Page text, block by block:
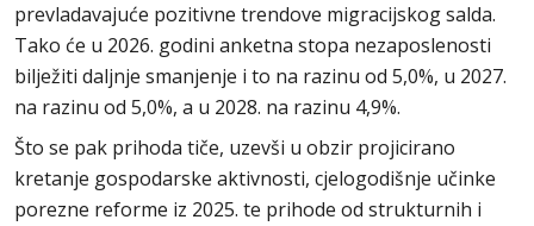
prevladavajuće pozitivne trendove migracijskog salda.
Tako će u 2026. godini anketna stopa nezaposlenosti
bilježiti daljnje smanjenje i to na razinu od 5,0%, u 2027.
na razinu od 5,0%, a u 2028. na razinu 4,9%.
Što se pak prihoda tiče, uzevši u obzir projicirano
kretanje gospodarske aktivnosti, cjelogodišnje učinke
porezne reforme iz 2025. te prihode od strukturnih i